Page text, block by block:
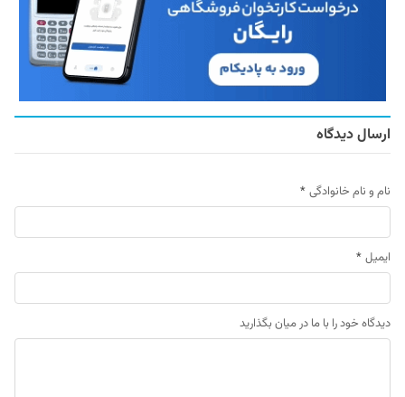
ارسال دیدگاه
نام و نام خانوادگی *
ایمیل *
دیدگاه خود را با ما در میان بگذارید